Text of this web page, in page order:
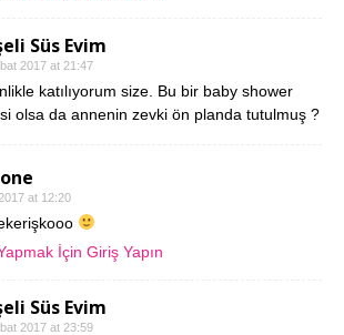
Süs Evim
2017 at 21:47
katılıyorum size. Bu bir baby shower
olsa da annenin zevki ön planda tutulmuş ?
at 12:20
İçin Giriş Yapın
Süs Evim
2017 at 23:59